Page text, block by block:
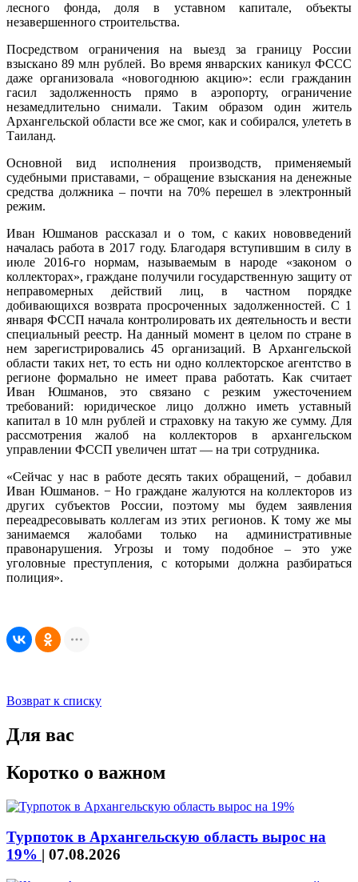
лесного фонда, доля в уставном капитале, объекты
незавершенного строительства.
Посредством ограничения на выезд за границу России
взыскано 89 млн рублей. Во время январских каникул ФССС
даже организовала «новогоднюю акцию»: если гражданин
гасил задолженность прямо в аэропорту, ограничение
незамедлительно снимали. Таким образом один житель
Архангельской области все же смог, как и собирался, улететь в
Таиланд.
Основной вид исполнения производств, применяемый
судебными приставами, − обращение взыскания на денежные
средства должника – почти на 70% перешел в электронный
режим.
Иван Юшманов рассказал и о том, с каких нововведений
началась работа в 2017 году. Благодаря вступившим в силу в
июле 2016-го нормам, называемым в народе «законом о
коллекторах», граждане получили государственную защиту от
неправомерных действий лиц, в частном порядке
добивающихся возврата просроченных задолженностей. С 1
января ФССП начала контролировать их деятельность и вести
специальный реестр. На данный момент в целом по стране в
нем зарегистрировались 45 организаций. В Архангельской
области таких нет, то есть ни одно коллекторское агентство в
регионе формально не имеет права работать. Как считает
Иван Юшманов, это связано с резким ужесточением
требований: юридическое лицо должно иметь уставный
капитал в 10 млн рублей и страховку на такую же сумму. Для
рассмотрения жалоб на коллекторов в архангельском
управлении ФССП увеличен штат — на три сотрудника.
«Сейчас у нас в работе десять таких обращений, − добавил
Иван Юшманов. − Но граждане жалуются на коллекторов из
других субъектов России, поэтому мы будем заявления
переадресовывать коллегам из этих регионов. К тому же мы
занимаемся жалобами только на административные
правонарушения. Угрозы и тому подобное – это уже
уголовные преступления, с которыми должна разбираться
полиция».
Возврат к списку
Для вас
Коротко о важном
Турпоток в Архангельскую область вырос на
19% | 07.08.2026